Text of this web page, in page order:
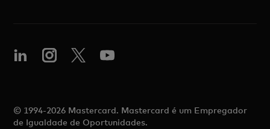
© 1994-2026 Mastercard. Mastercard é um Empregador
de Igualdade de Oportunidades.